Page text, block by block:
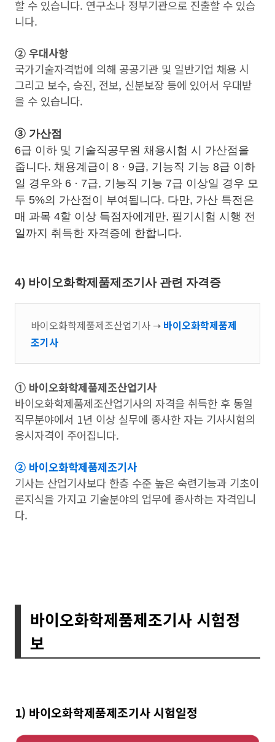
할 수 있습니다. 연구소나 정부기관으로 진출할 수 있습
니다.
➁ 우대사항
국가기술자격법에 의해 공공기관 및 일반기업 채용 시
그리고 보수, 승진, 전보, 신분보장 등에 있어서 우대받
을 수 있습니다.
➂ 가산점
6급 이하 및 기술직공무원 채용시험 시 가산점을
줍니다. 채용계급이 8 · 9급, 기능직 기능 8급 이하
일 경우와 6 · 7급, 기능직 기능 7급 이상일 경우 모
두 5%의 가산점이 부여됩니다. 다만, 가산 특전은
매 과목 4할 이상 득점자에게만, 필기시험 시행 전
일까지 취득한 자격증에 한합니다.
4) 바이오화학제품제조기사 관련 자격증
바이오화학제품제조산업기사 ➝ 바이오화학제품제
조기사
➀ 바이오화학제품제조산업기사
바이오화학제품제조산업기사의 자격을 취득한 후 동일
직무분야에서 1년 이상 실무에 종사한 자는 기사시험의
응시자격이 주어집니다.
➁ 바이오화학제품제조기사
기사는 산업기사보다 한층 수준 높은 숙련기능과 기초이
론지식을 가지고 기술분야의 업무에 종사하는 자격입니
다.
바이오화학제품제조기사 시험정
보
1) 바이오화학제품제조기사 시험일정